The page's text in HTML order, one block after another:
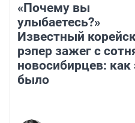
«Почему вы
улыбаетесь?»
Известный
рэпер зажег с
новосибирцев: как
было